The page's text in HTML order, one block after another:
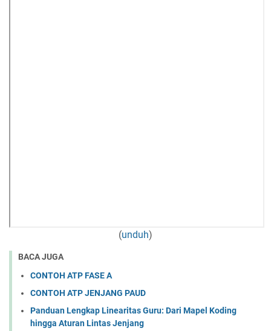
(unduh)
BACA JUGA
CONTOH ATP FASE A
CONTOH ATP JENJANG PAUD
Panduan Lengkap Linearitas Guru: Dari Mapel Koding
hingga Aturan Lintas Jenjang